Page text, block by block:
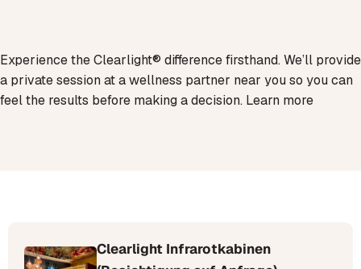
Experience the Clearlight® difference firsthand. We’ll provide
a private session at a wellness partner near you so you can
feel the results before making a decision. Learn more
Clearlight Infrarotkabinen